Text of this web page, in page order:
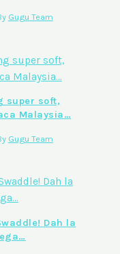
Gugu Team
super soft,
Malaysia…
Gugu Team
Dah la